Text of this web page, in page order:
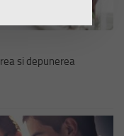
si depunerea